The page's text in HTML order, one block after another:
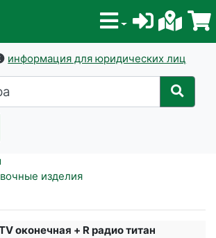
информация для юридических лиц
изделия
оконечная + R радио титан